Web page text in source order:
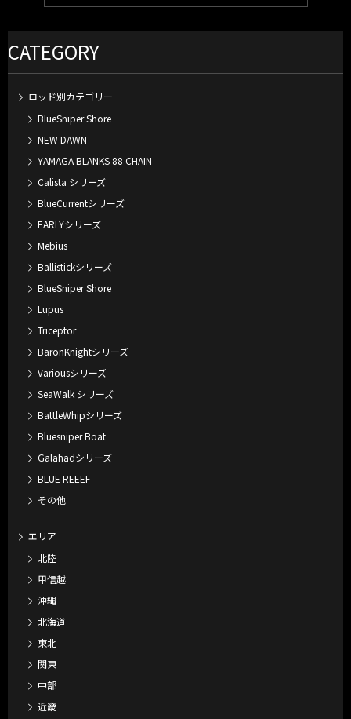
CATEGORY
ロッド別カテゴリー
BlueSniper Shore
NEW DAWN
YAMAGA BLANKS 88 CHAIN
Calista シリーズ
BlueCurrentシリーズ
EARLYシリーズ
Mebius
Ballistickシリーズ
BlueSniper Shore
Lupus
Triceptor
BaronKnightシリーズ
Variousシリーズ
SeaWalk シリーズ
BattleWhipシリーズ
Bluesniper Boat
Galahadシリーズ
BLUE REEEF
その他
エリア
北陸
甲信越
沖縄
北海道
東北
関東
中部
近畿